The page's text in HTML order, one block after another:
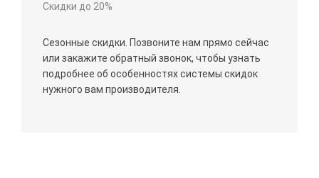
Скидки до 20%
Сезонные скидки. Позвоните нам прямо сейчас
или закажите обратный звонок, чтобы узнать
подробнее об особенностях системы скидок
нужного вам производителя.